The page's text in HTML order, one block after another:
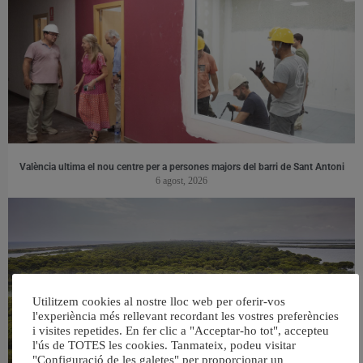
València ultima el nou centre per a persones majors del barri de Sant Antoni
6 agost, 2026
Utilitzem cookies al nostre lloc web per oferir-vos
l'experiència més rellevant recordant les vostres preferències
i visites repetides. En fer clic a "Acceptar-ho tot", accepteu
l'ús de TOTES les cookies. Tanmateix, podeu visitar
"Configuració de les galetes" per proporcionar un